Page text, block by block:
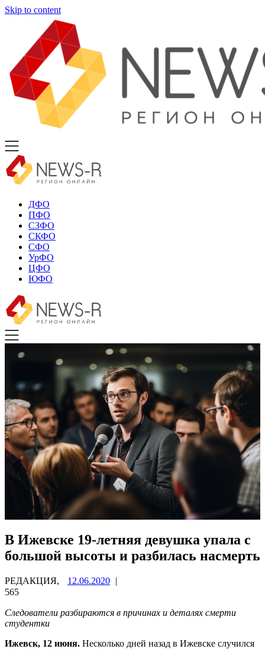
Skip to content
ДФО
ПФО
СЗФО
СКФО
СФО
УрФО
ЦФО
ЮФО
В Ижевске 19-летняя девушка упала с
большой высоты и разбилась насмерть
РЕДАКЦИЯ, 12.06.2020 |
565
Следователи разбираются в причинах и деталях смерти
студентки
Ижевск, 12 июня. Несколько дней назад в Ижевске случился